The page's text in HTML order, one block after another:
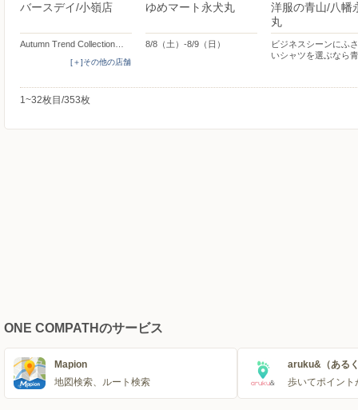
バースデイ/小嶺店
Autumn Trend Collection…
[＋]その他の店舗
ゆめマート永犬丸
8/8（土）-8/9（日）
洋服の青山/八幡
丸
ビジネスシーンにふ
いシャツを選ぶなら
1~32枚目/353枚
ONE COMPATHのサービス
Mapion
地図検索、ルート検索
aruku&（ある
歩いてポイント